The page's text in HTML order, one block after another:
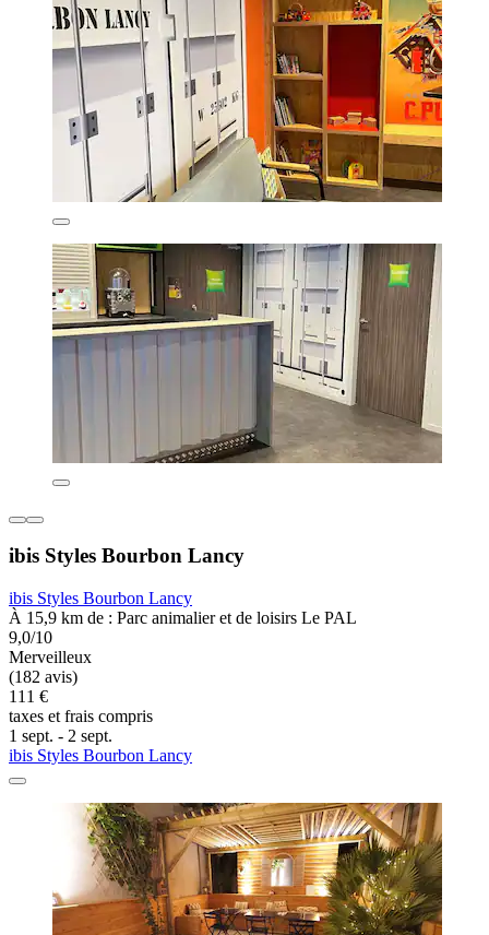
ibis Styles Bourbon Lancy
ibis Styles Bourbon Lancy
À 15,9 km de : Parc animalier et de loisirs Le PAL
9,0/10
Merveilleux
(182 avis)
111 €
taxes et frais compris
1 sept. - 2 sept.
ibis Styles Bourbon Lancy